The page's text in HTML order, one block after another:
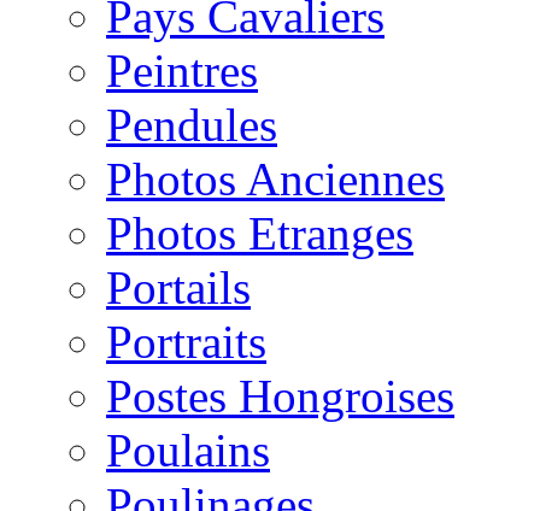
Pays Cavaliers
Peintres
Pendules
Photos Anciennes
Photos Etranges
Portails
Portraits
Postes Hongroises
Poulains